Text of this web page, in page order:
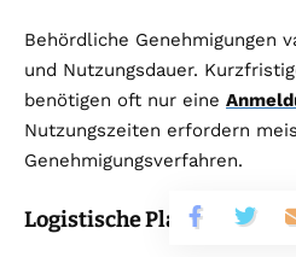
Behördliche Genehmigungen
und Nutzungsdauer.
benötigen oft nur eine
Nutzungszeiten erfordern
Genehmigungsverfahren.
Logistische Planung und